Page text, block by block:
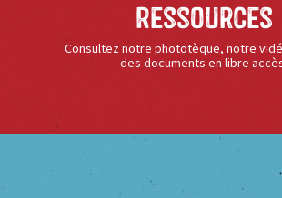
Ressources
Consultez notre phototèque, notre
des documents en libre